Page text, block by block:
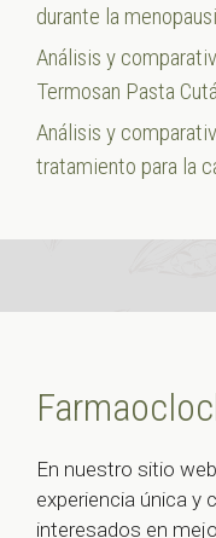
durante la
Análisis y
Termosan Pasta
Análisis y
tratamiento para la
En nuestro sitio
experiencia única y
interesados en